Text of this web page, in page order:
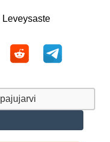
Leveysaste